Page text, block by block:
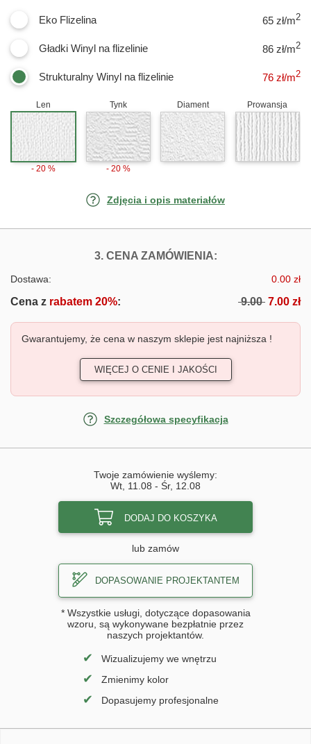
Eko Flizelina 65 zł/m2
Gładki Winyl na flizelinie 86 zł/m2
Strukturalny Winyl na flizelinie 76 zł/m2
Len
- 20 %
Tynk
- 20 %
Diament Prowansja
Zdjęcia i opis materiałów
3. CENA ZAMÓWIENIA:FOTOTAPETY
Dostawa: 0.00 zł
Cena z rabatem 20%: 9.00 7.00 zł
Gwarantujemy, że cena w naszym sklepie jest najniższa !
WIĘCEJ O CENIE I JAKOŚCI
Szczegółowa specyfikacja
Twoje zamówienie wyślemy:
Wt, 11.08 - Śr, 12.08
DODAJ DO KOSZYKA
lub zamów
DOPASOWANIE PROJEKTANTEM
* Wszystkie usługi, dotyczące dopasowania
wzoru, są wykonywane bezpłatnie przez
naszych projektantów.
✔ Wizualizujemy we wnętrzu
✔ Zmienimy kolor
✔ Dopasujemy profesjonalne